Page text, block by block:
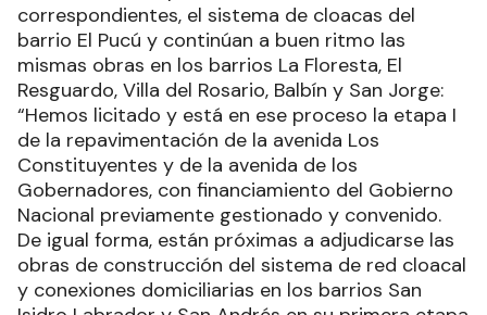
correspondientes, el sistema de cloacas del
barrio El Pucú y continúan a buen ritmo las
mismas obras en los barrios La Floresta, El
Resguardo, Villa del Rosario, Balbín y San Jorge:
“Hemos licitado y está en ese proceso la etapa I
de la repavimentación de la avenida Los
Constituyentes y de la avenida de los
Gobernadores, con financiamiento del Gobierno
Nacional previamente gestionado y convenido.
De igual forma, están próximas a adjudicarse las
obras de construcción del sistema de red cloacal
y conexiones domiciliarias en los barrios San